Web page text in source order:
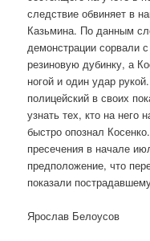
следствие обвиняет в
Казьмина. По данным
демонстрации сорвали
резиновую дубинку, а
ногой и один удар
полицейский в своих
узнать тех, кто на него
быстро опознал
пресечения в начале
предположение, что
показали
Ярослав Белоусов